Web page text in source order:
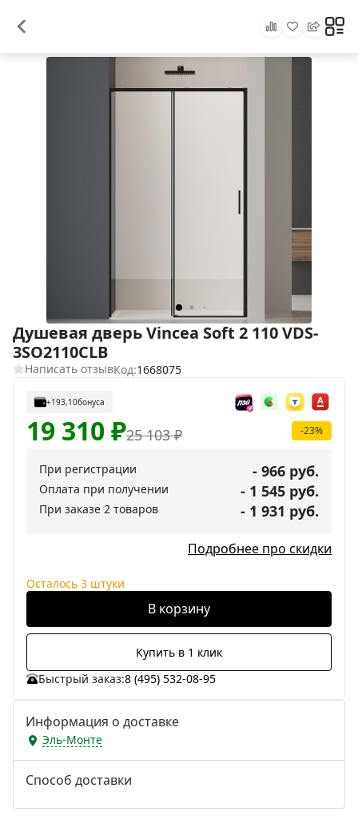
Душевая дверь Vincea Soft 2 110 VDS-
3SO2110CLB
Написать отзывКод:1668075
+193,10бонуса
25 103₽
19 310₽ -23%
При регистрации - 966 руб.
Оплата при получении - 1 545 руб.
При заказе 2 товаров - 1 931 руб.
Подробнее про скидки
Осталось 3 штуки
В корзину
Купить в 1 клик
Быстрый заказ:8 (495) 532-08-95
Информация о доставке
Эль-Монте
Способ доставки